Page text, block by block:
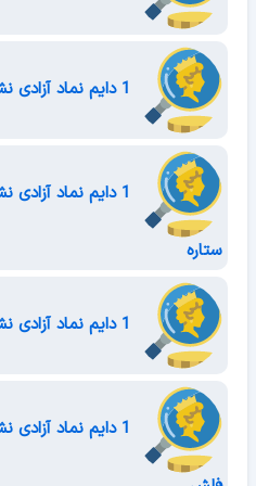
1 دایم نماد
ستاره
1 دایم نماد